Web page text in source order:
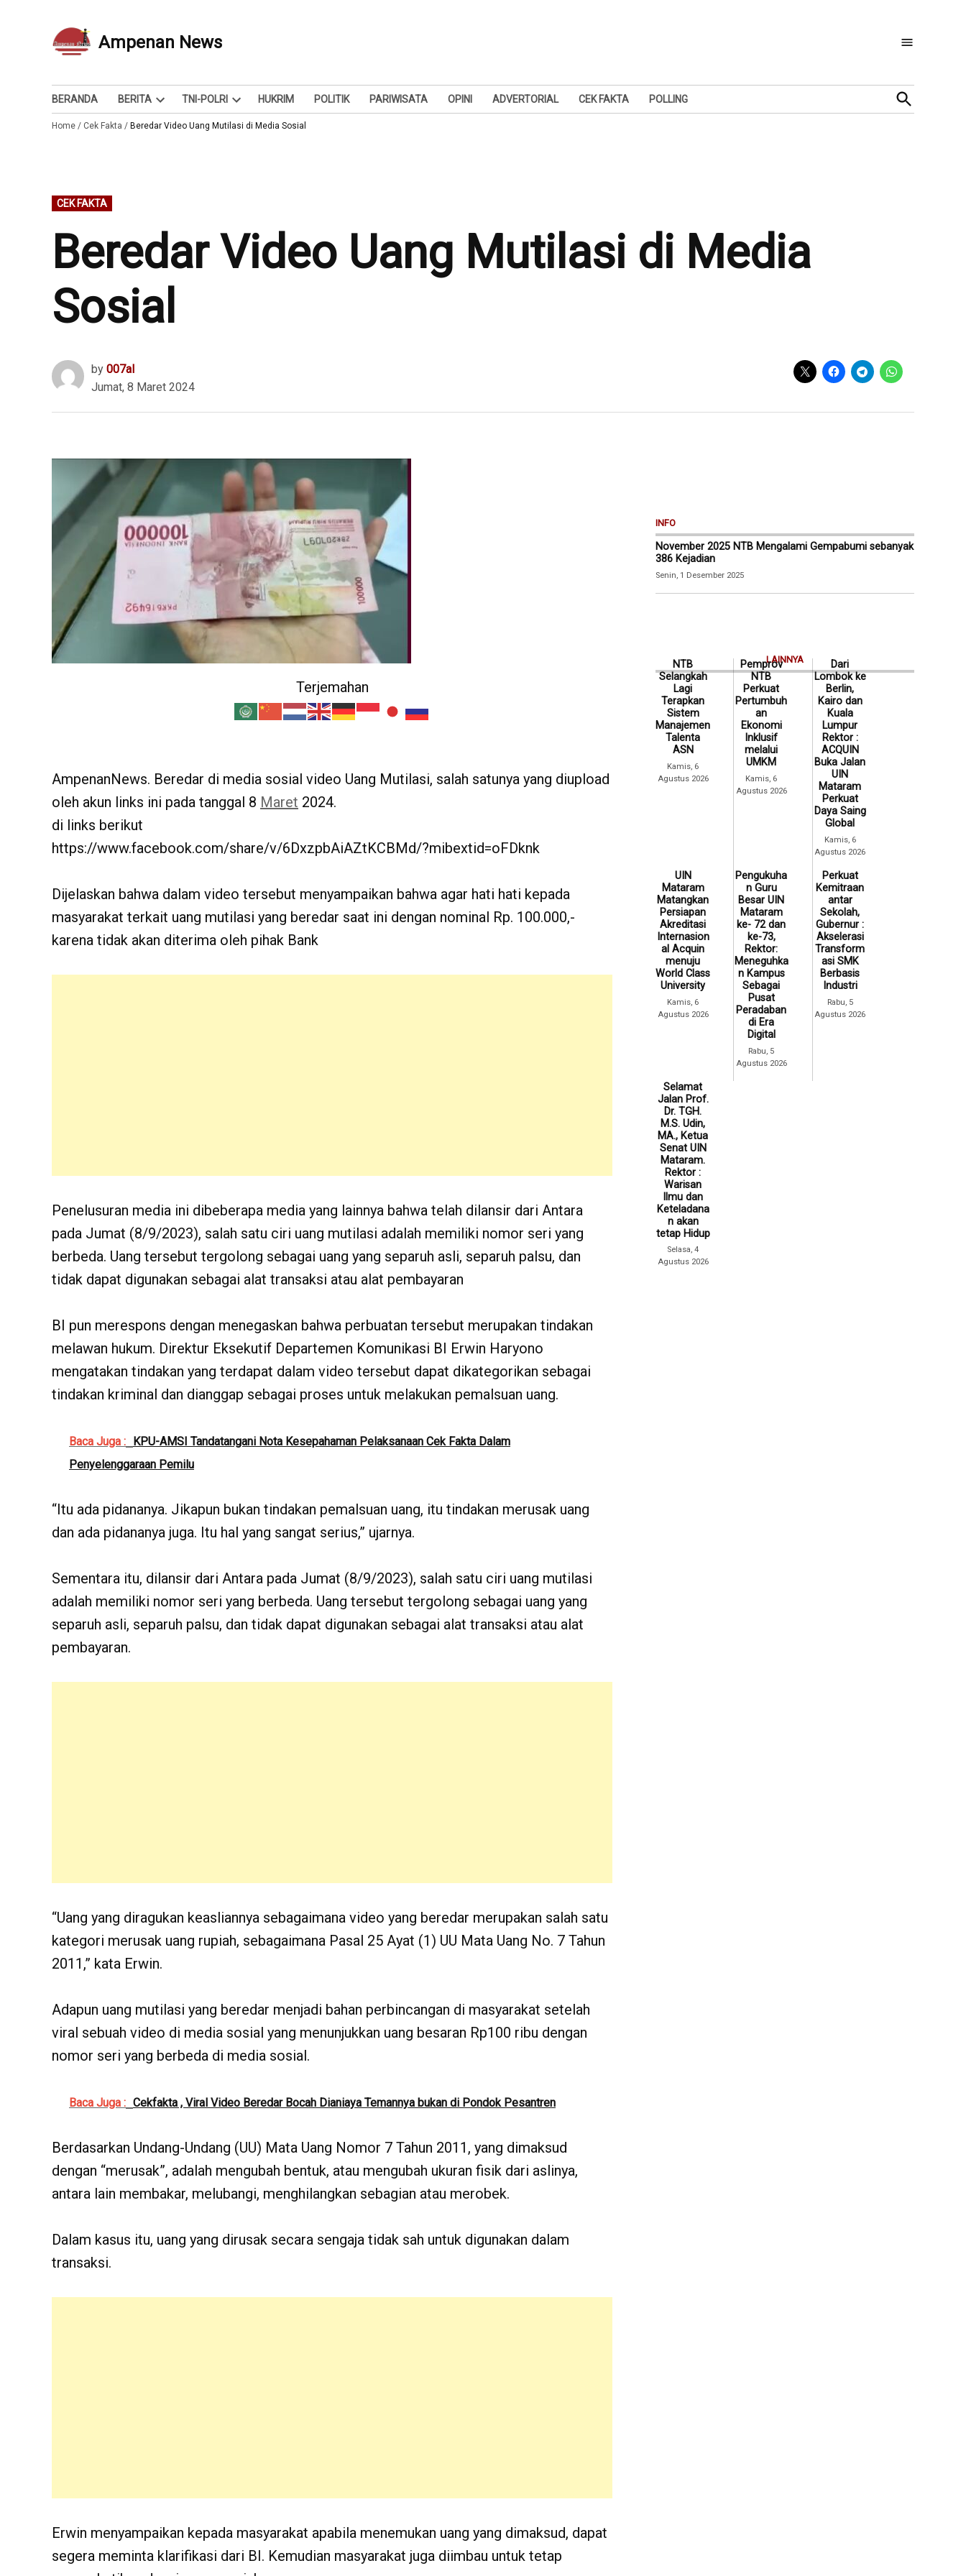
Ampenan News
Berita dan Info
BERANDA BERITA
Open
dropdown
TNI-POLRI
Open
dropdown
HUKRIM POLITIK PARIWISATA OPINI ADVERTORIAL CEK FAKTA POLLING
Open
Search
Home / Cek Fakta / Beredar Video Uang Mutilasi di Media Sosial
POSTED
IN
CEK FAKTA
Beredar Video Uang Mutilasi di Media
Sosial
by 007al
Jumat, 8 Maret 2024
Terjemahan
AmpenanNews. Beredar di media sosial video Uang Mutilasi, salah satunya yang diupload
oleh akun links ini pada tanggal 8 Maret 2024.
di links berikut
https://www.facebook.com/share/v/6DxzpbAiAZtKCBMd/?mibextid=oFDknk
Dijelaskan bahwa dalam video tersebut menyampaikan bahwa agar hati hati kepada
masyarakat terkait uang mutilasi yang beredar saat ini dengan nominal Rp. 100.000,-
karena tidak akan diterima oleh pihak Bank
Penelusuran media ini dibeberapa media yang lainnya bahwa telah dilansir dari Antara
pada Jumat (8/9/2023), salah satu ciri uang mutilasi adalah memiliki nomor seri yang
berbeda. Uang tersebut tergolong sebagai uang yang separuh asli, separuh palsu, dan
tidak dapat digunakan sebagai alat transaksi atau alat pembayaran
BI pun merespons dengan menegaskan bahwa perbuatan tersebut merupakan tindakan
melawan hukum. Direktur Eksekutif Departemen Komunikasi BI Erwin Haryono
mengatakan tindakan yang terdapat dalam video tersebut dapat dikategorikan sebagai
tindakan kriminal dan dianggap sebagai proses untuk melakukan pemalsuan uang.
Baca Juga :
KPU-AMSI Tandatangani Nota Kesepahaman Pelaksanaan Cek Fakta Dalam
Penyelenggaraan Pemilu
“Itu ada pidananya. Jikapun bukan tindakan pemalsuan uang, itu tindakan merusak uang
dan ada pidananya juga. Itu hal yang sangat serius,” ujarnya.
Sementara itu, dilansir dari Antara pada Jumat (8/9/2023), salah satu ciri uang mutilasi
adalah memiliki nomor seri yang berbeda. Uang tersebut tergolong sebagai uang yang
separuh asli, separuh palsu, dan tidak dapat digunakan sebagai alat transaksi atau alat
pembayaran.
“Uang yang diragukan keasliannya sebagaimana video yang beredar merupakan salah satu
kategori merusak uang rupiah, sebagaimana Pasal 25 Ayat (1) UU Mata Uang No. 7 Tahun
2011,” kata Erwin.
Adapun uang mutilasi yang beredar menjadi bahan perbincangan di masyarakat setelah
viral sebuah video di media sosial yang menunjukkan uang besaran Rp100 ribu dengan
nomor seri yang berbeda di media sosial.
Baca Juga : Cekfakta , Viral Video Beredar Bocah Dianiaya Temannya bukan di Pondok Pesantren
Berdasarkan Undang-Undang (UU) Mata Uang Nomor 7 Tahun 2011, yang dimaksud
dengan “merusak”, adalah mengubah bentuk, atau mengubah ukuran fisik dari aslinya,
antara lain membakar, melubangi, menghilangkan sebagian atau merobek.
Dalam kasus itu, uang yang dirusak secara sengaja tidak sah untuk digunakan dalam
transaksi.
Erwin menyampaikan kepada masyarakat apabila menemukan uang yang dimaksud, dapat
segera meminta klarifikasi dari BI. Kemudian masyarakat juga diimbau untuk tetap
INFO
November 2025 NTB Mengalami Gempabumi sebanyak
386 Kejadian
Senin, 1 Desember 2025
LAINNYA
NTB
Selangkah
Lagi
Terapkan
Sistem
Manajemen
Talenta
ASN
Kamis, 6
Agustus 2026
Pemprov
NTB
Perkuat
Pertumbuh
an
Ekonomi
Inklusif
melalui
UMKM
Kamis, 6
Agustus 2026
Dari
Lombok ke
Berlin,
Kairo dan
Kuala
Lumpur
Rektor :
ACQUIN
Buka Jalan
UIN
Mataram
Perkuat
Daya Saing
Global
Kamis, 6
Agustus 2026
UIN
Mataram
Matangkan
Persiapan
Akreditasi
Internasion
al Acquin
menuju
World Class
University
Kamis, 6
Agustus 2026
Pengukuha
n Guru
Besar UIN
Mataram
ke- 72 dan
ke-73,
Rektor:
Meneguhka
n Kampus
Sebagai
Pusat
Peradaban
di Era
Digital
Rabu, 5
Agustus 2026
Perkuat
Kemitraan
antar
Sekolah,
Gubernur :
Akselerasi
Transform
asi SMK
Berbasis
Industri
Rabu, 5
Agustus 2026
Selamat
Jalan Prof.
Dr. TGH.
M.S. Udin,
MA., Ketua
Senat UIN
Mataram.
Rektor :
Warisan
Ilmu dan
Keteladana
n akan
tetap Hidup
Selasa, 4
Agustus 2026